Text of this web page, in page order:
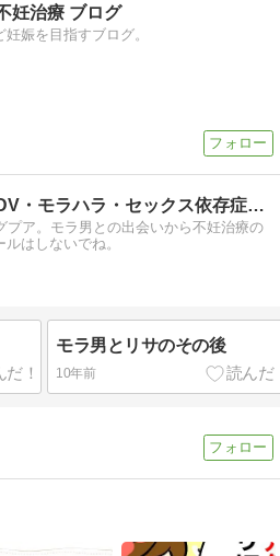
妊治療 ブログ
娠を目指すブログ。
同棲相手はDV・モラハラ・セックス依存症でした
プア。モラ男との出会いから不妊治療の
はしないでね。
モラ男とリサのその後
10年前